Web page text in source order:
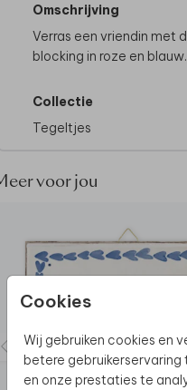
Cookies
Wij gebruiken cookies en
betere
en onze prestaties te
Omschrijving
Verras een vriendin met
blocking in roze en blauw.
Collectie
Tegeltjes
voor jou